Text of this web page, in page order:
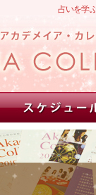
占いを学